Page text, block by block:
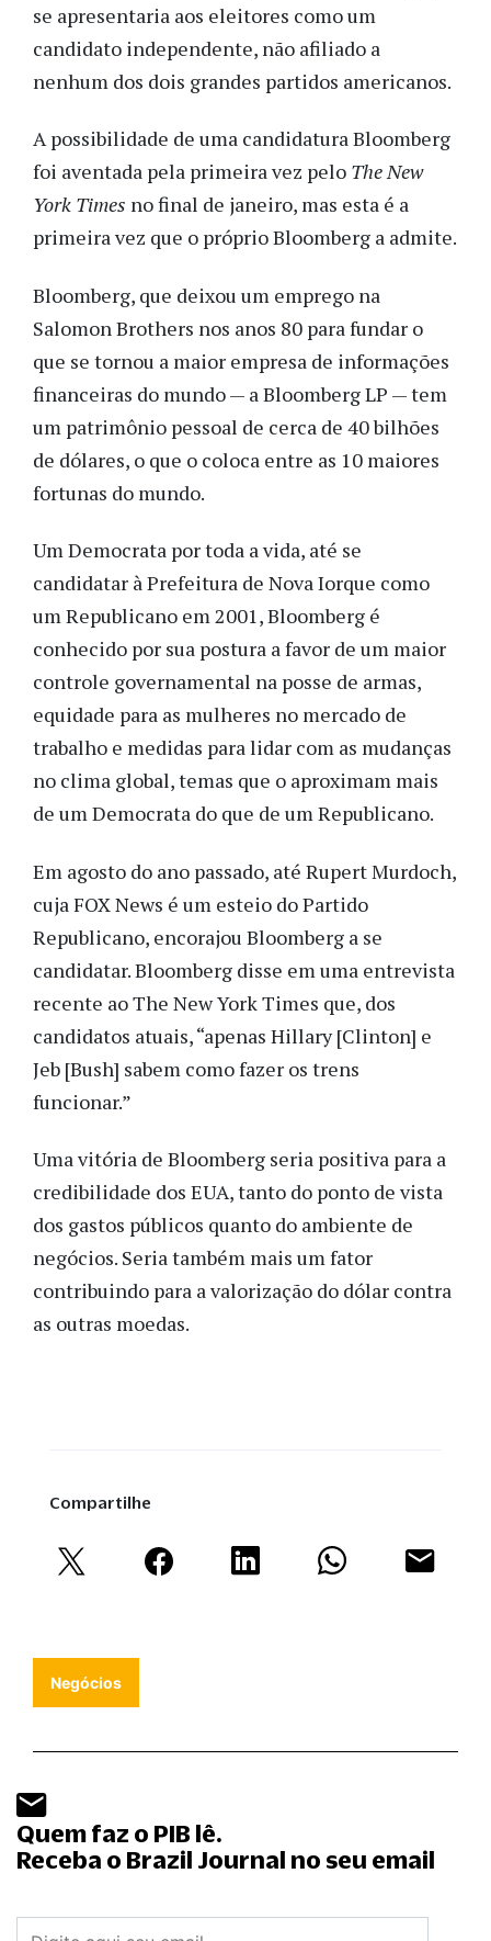
se apresentaria aos eleitores como um
candidato independente, não afiliado a
nenhum dos dois grandes partidos americanos.
A possibilidade de uma candidatura Bloomberg
foi aventada pela primeira vez pelo The New
York Times no final de janeiro, mas esta é a
primeira vez que o próprio Bloomberg a admite.
Bloomberg, que deixou um emprego na
Salomon Brothers nos anos 80 para fundar o
que se tornou a maior empresa de informações
financeiras do mundo — a Bloomberg LP — tem
um patrimônio pessoal de cerca de 40 bilhões
de dólares, o que o coloca entre as 10 maiores
fortunas do mundo.
Um Democrata por toda a vida, até se
candidatar à Prefeitura de Nova Iorque como
um Republicano em 2001, Bloomberg é
conhecido por sua postura a favor de um maior
controle governamental na posse de armas,
equidade para as mulheres no mercado de
trabalho e medidas para lidar com as mudanças
no clima global, temas que o aproximam mais
de um Democrata do que de um Republicano.
Em agosto do ano passado, até Rupert Murdoch,
cuja FOX News é um esteio do Partido
Republicano, encorajou Bloomberg a se
candidatar. Bloomberg disse em uma entrevista
recente ao The New York Times que, dos
candidatos atuais, “apenas Hillary [Clinton] e
Jeb [Bush] sabem como fazer os trens
funcionar.”
Uma vitória de Bloomberg seria positiva para a
credibilidade dos EUA, tanto do ponto de vista
dos gastos públicos quanto do ambiente de
negócios. Seria também mais um fator
contribuindo para a valorização do dólar contra
as outras moedas.
Compartilhe
Negócios
Quem faz o PIB lê.
Receba o Brazil Journal no seu email